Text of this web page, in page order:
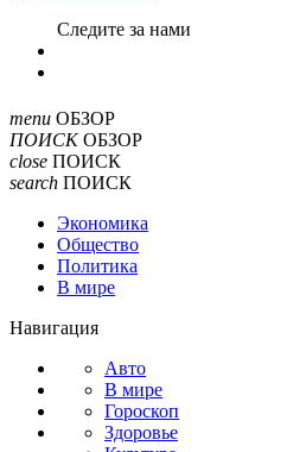
Cледите за нами
menu ОБЗОР
ПОИСК ОБЗОР
close ПОИСК
search ПОИСК
Экономика
Общество
Политика
В мире
Навигация
Авто
В мире
Гороскоп
Здоровье